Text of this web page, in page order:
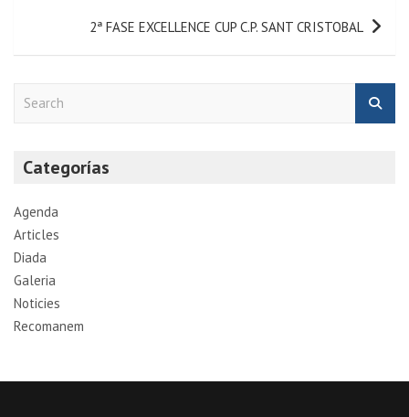
2ª FASE EXCELLENCE CUP C.P. SANT CRISTOBAL
Categorías
Agenda
Articles
Diada
Galeria
Noticies
Recomanem